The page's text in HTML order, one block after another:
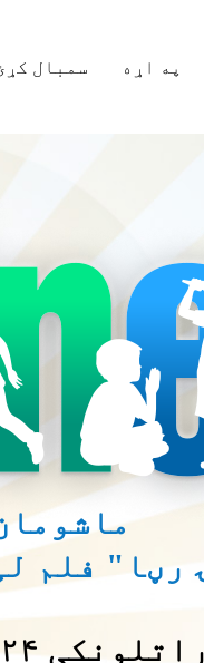
په اړه سمبال
رڼا" فلم
۲۴ ساعته دعا پیل کیږي